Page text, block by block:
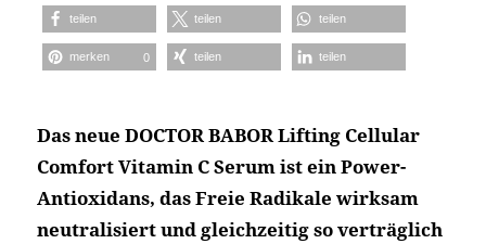
teilen teilen teilen
merken 0 teilen teilen
Das neue DOCTOR BABOR Lifting Cellular
Comfort Vitamin C Serum ist ein Power-
Antioxidans, das Freie Radikale wirksam
neutralisiert und gleichzeitig so verträglich